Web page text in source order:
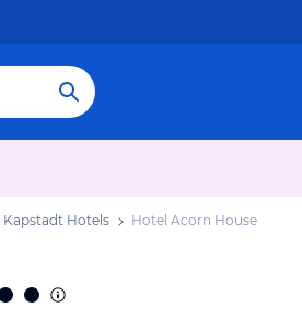
Kapstadt Hotels Hotel Acorn House